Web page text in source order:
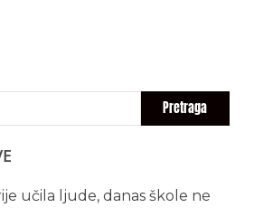
učila ljude, danas škole ne